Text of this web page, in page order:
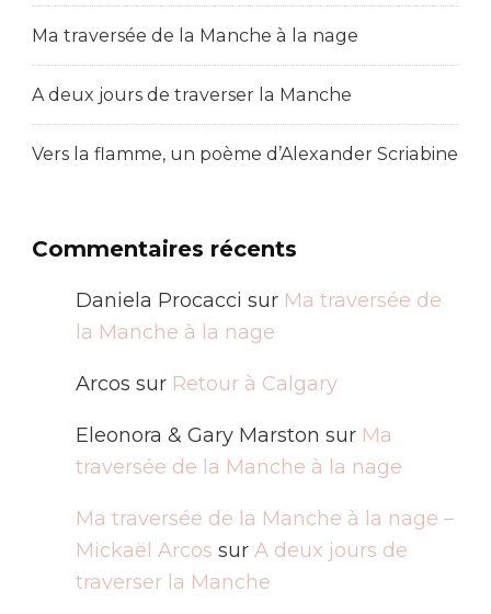
Ma traversée de la Manche à la nage
A deux jours de traverser la Manche
Vers la flamme, un poème d’Alexander Scriabine
Commentaires récents
Daniela Procacci sur Ma traversée de
la Manche à la nage
Arcos sur Retour à Calgary
Eleonora & Gary Marston sur Ma
traversée de la Manche à la nage
Ma traversée de la Manche à la nage –
Mickaël Arcos sur A deux jours de
traverser la Manche